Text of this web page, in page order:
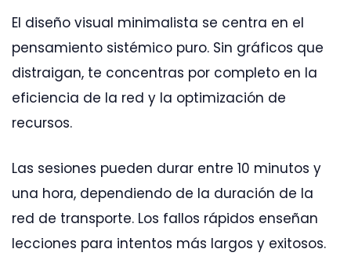
El diseño visual minimalista se centra en el
pensamiento sistémico puro. Sin gráficos que
distraigan, te concentras por completo en la
eficiencia de la red y la optimización de
recursos.
Las sesiones pueden durar entre 10 minutos y
una hora, dependiendo de la duración de la
red de transporte. Los fallos rápidos enseñan
lecciones para intentos más largos y exitosos.